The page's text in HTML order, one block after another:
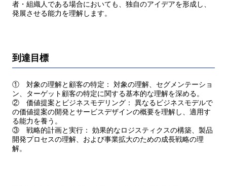
者・組織人である場合においても、独自のアイデアを形成し、
発展させる能力を理解します。
到達目標
① 対象の理解と顧客の特定： 対象の理解、セグメンテーショ
ン、ターゲット顧客の特定に関する基本的な理解を深める。
② 価値提案とビジネスモデリング： 異なるビジネスモデルで
の価値提案の開発とサービスデザインの概要を理解し、適用す
る能力を養う。
③ 戦略的計画と実行： 効果的なロジスティクスの構築、製品
開発プロセスの理解、および事業拡大のための成長戦略の理
解。